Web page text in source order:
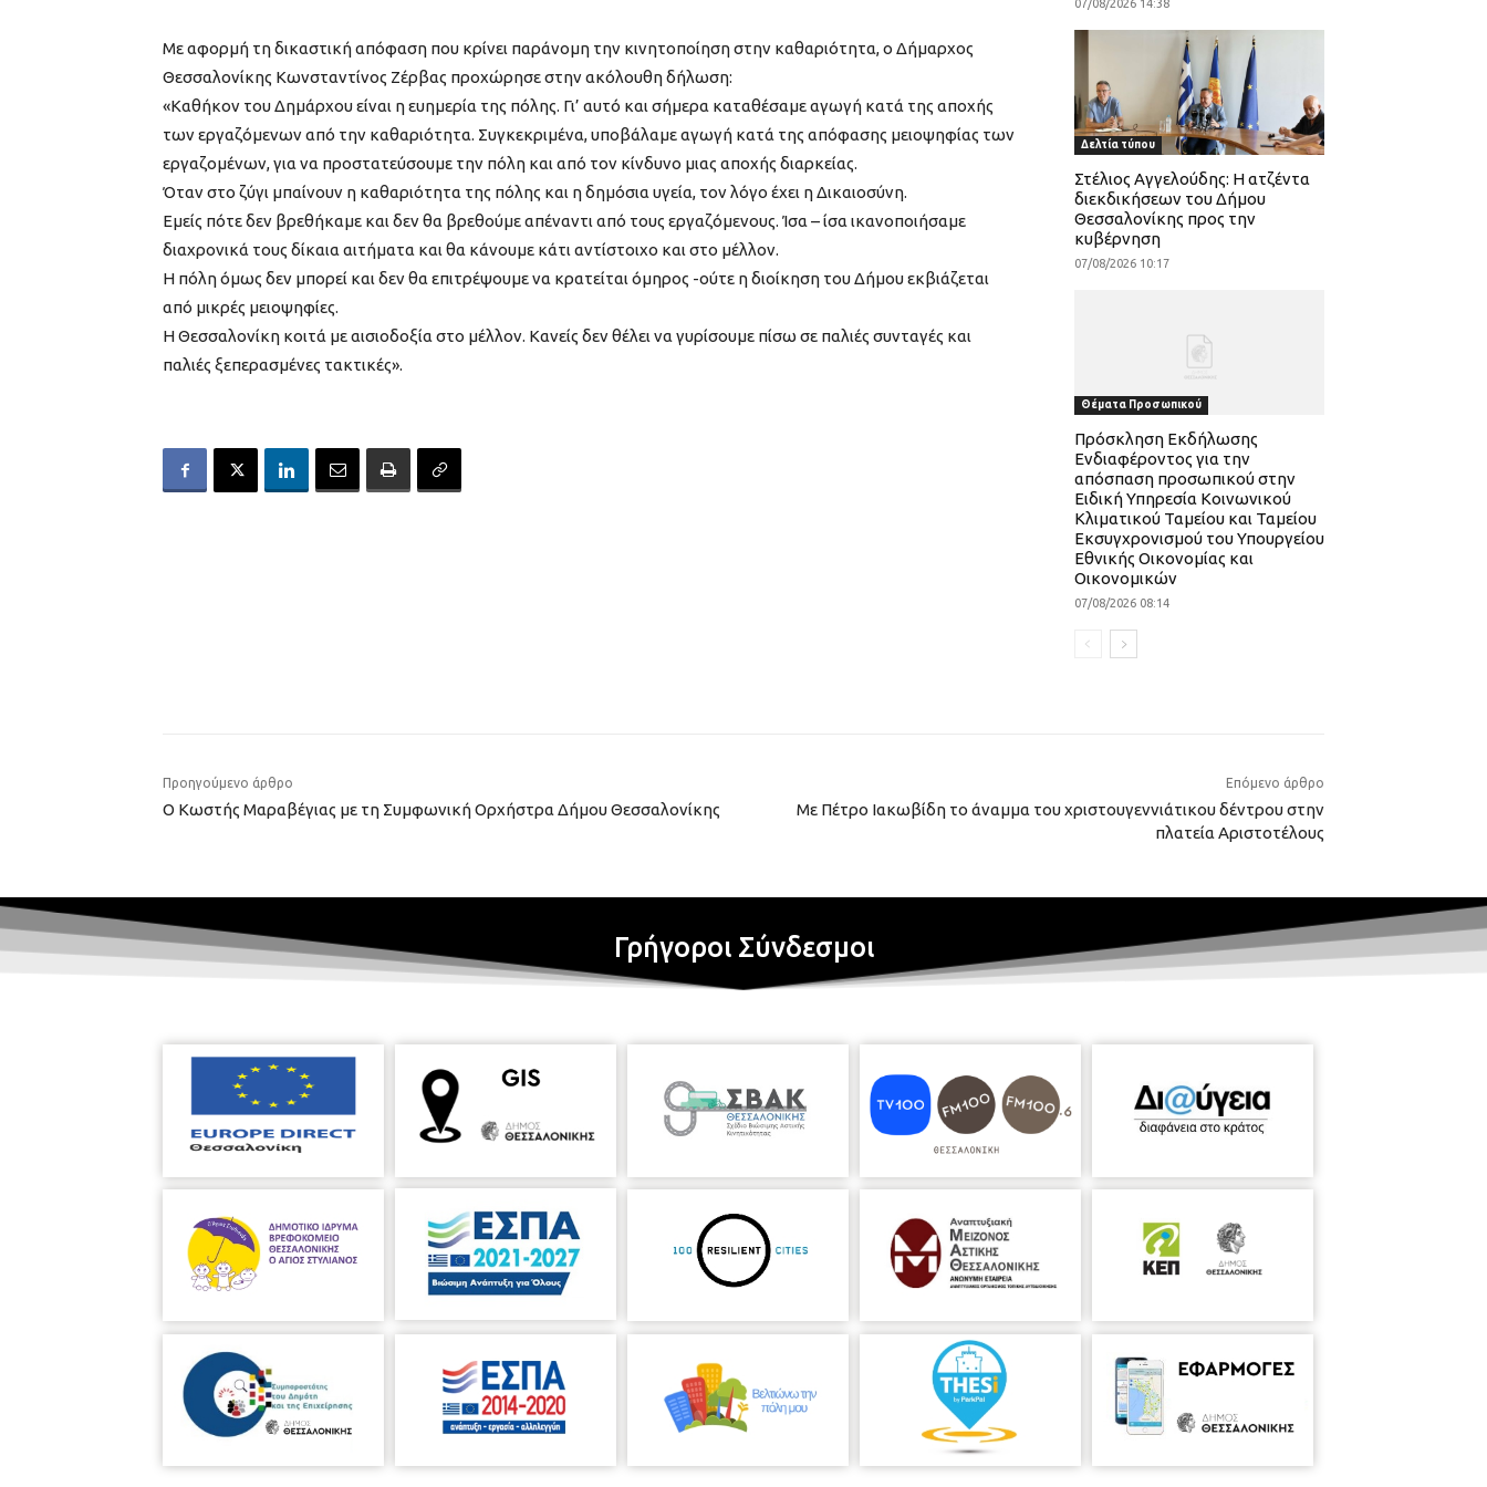
Με αφορμή τη δικαστική απόφαση που κρίνει παράνομη την κινητοποίηση στην καθαριότητα, ο Δήμαρχος
Θεσσαλονίκης Κωνσταντίνος Ζέρβας προχώρησε στην ακόλουθη δήλωση:
«Καθήκον του Δημάρχου είναι η ευημερία της πόλης. Γι’ αυτό και σήμερα καταθέσαμε αγωγή κατά της αποχής
των εργαζόμενων από την καθαριότητα. Συγκεκριμένα, υποβάλαμε αγωγή κατά της απόφασης μειοψηφίας των
εργαζομένων, για να προστατεύσουμε την πόλη και από τον κίνδυνο μιας αποχής διαρκείας.
Όταν στο ζύγι μπαίνουν η καθαριότητα της πόλης και η δημόσια υγεία, τον λόγο έχει η Δικαιοσύνη.
Εμείς πότε δεν βρεθήκαμε και δεν θα βρεθούμε απέναντι από τους εργαζόμενους. Ίσα – ίσα ικανοποιήσαμε
διαχρονικά τους δίκαια αιτήματα και θα κάνουμε κάτι αντίστοιχο και στο μέλλον.
Η πόλη όμως δεν μπορεί και δεν θα επιτρέψουμε να κρατείται όμηρος -ούτε η διοίκηση του Δήμου εκβιάζεται
από μικρές μειοψηφίες.
Η Θεσσαλονίκη κοιτά με αισιοδοξία στο μέλλον. Κανείς δεν θέλει να γυρίσουμε πίσω σε παλιές συνταγές και
παλιές ξεπερασμένες τακτικές».
07/08/2026 14:38
Δελτία τύπου
Στέλιος Αγγελούδης: Η ατζέντα
διεκδικήσεων του Δήμου
Θεσσαλονίκης προς την
κυβέρνηση
07/08/2026 10:17
Θέματα Προσωπικού
Πρόσκληση Εκδήλωσης
Ενδιαφέροντος για την
απόσπαση προσωπικού στην
Ειδική Υπηρεσία Κοινωνικού
Κλιματικού Ταμείου και Ταμείου
Εκσυγχρονισμού του Υπουργείου
Εθνικής Οικονομίας και
Οικονομικών
07/08/2026 08:14
Προηγούμενο άρθρο
O Κωστής Μαραβέγιας με τη Συμφωνική Ορχήστρα Δήμου Θεσσαλονίκης
Επόμενο άρθρο
Με Πέτρο Ιακωβίδη το άναμμα του χριστουγεννιάτικου δέντρου στην
πλατεία Αριστοτέλους
Γρήγοροι Σύνδεσμοι